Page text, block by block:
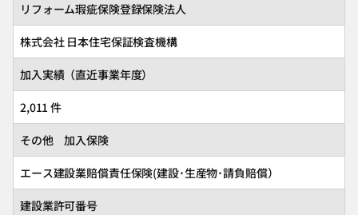
リフォーム瑕疵保険登録保険法人
株式会社 日本住宅保証検査機構
加入実績（直近事業年度）
2,011 件
その他 加入保険
エース建設業賠償責任保険(建設･生産物･請負賠償）
建設業許可番号